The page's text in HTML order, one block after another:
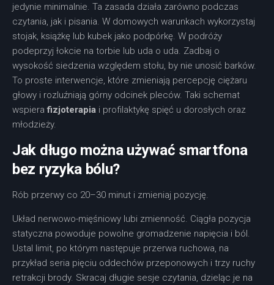
jedynie minimalnie. Ta zasada działa zarówno podczas
czytania, jak i pisania. W domowych warunkach wykorzystaj
stojak, książkę lub kubek jako podpórkę. W podróży
podeprzyj łokcie na torbie lub uda o uda. Zadbaj o
wysokość siedzenia względem stołu, by nie unosić barków.
To proste interwencje, które zmieniają percepcję ciężaru
głowy i rozluźniają górny odcinek pleców. Taki schemat
wspierafizjoterapia i profilaktykę spięć u dorosłych oraz
młodzieży.
Jak długo można używać smartfona
bez ryzyka bólu?
Rób przerwy co 20–30 minut i zmieniaj pozycję.
Układ nerwowo-mięśniowy lubi zmienność. Ciągła pozycja
statyczna powoduje powolne gromadzenie napięcia i ból.
Ustal limit, po którym następuje przerwa ruchowa, na
przykład seria pięciu oddechów przeponowych i trzy ruchy
retrakcji brody. Skracaj długie sesje czytania, dzieląc je na